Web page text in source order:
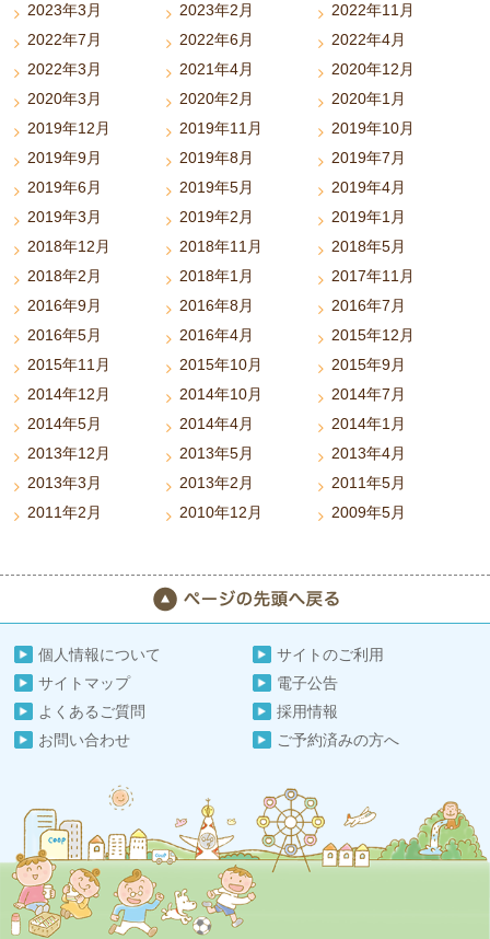
2023年3月
2023年2月
2022年11月
2022年7月
2022年6月
2022年4月
2022年3月
2021年4月
2020年12月
2020年3月
2020年2月
2020年1月
2019年12月
2019年11月
2019年10月
2019年9月
2019年8月
2019年7月
2019年6月
2019年5月
2019年4月
2019年3月
2019年2月
2019年1月
2018年12月
2018年11月
2018年5月
2018年2月
2018年1月
2017年11月
2016年9月
2016年8月
2016年7月
2016年5月
2016年4月
2015年12月
2015年11月
2015年10月
2015年9月
2014年12月
2014年10月
2014年7月
2014年5月
2014年4月
2014年1月
2013年12月
2013年5月
2013年4月
2013年3月
2013年2月
2011年5月
2011年2月
2010年12月 2009年5月
個人情報について
サイトのご利用
サイトマップ
電子公告
よくあるご質問
採用情報
お問い合わせ
ご予約済みの方へ